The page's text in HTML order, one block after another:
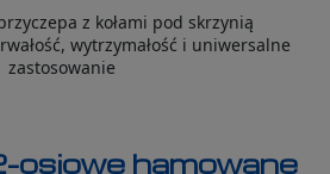
z kołami pod skrzynią
wytrzymałość i uniwersalne
zastosowanie
hamowane